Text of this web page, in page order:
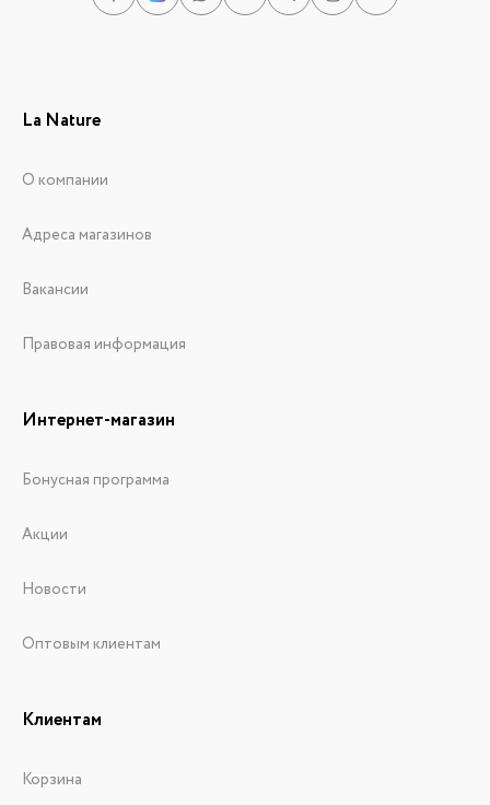
La Nature
О компании
Адреса магазинов
Вакансии
Правовая информация
Интернет-магазин
Бонусная программа
Акции
Новости
Оптовым клиентам
Клиентам
Корзина